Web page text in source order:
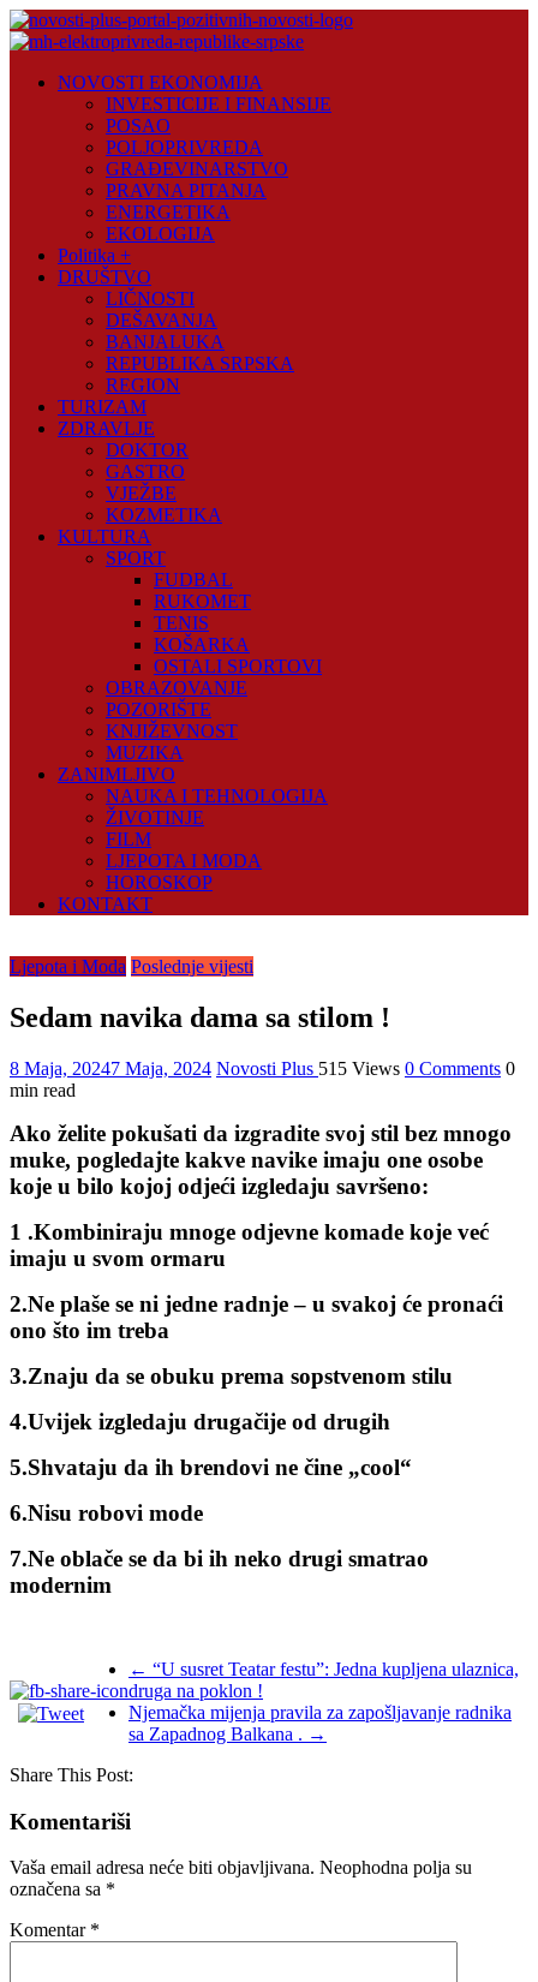
Skip
to
Plus
NOVOSTI EKONOMIJA
INVESTICIJE I FINANSIJE
POSAO
POLJOPRIVREDA
GRAĐEVINARSTVO
PRAVNA PITANJA
ENERGETIKA
EKOLOGIJA
Politika +
DRUŠTVO
LIČNOSTI
DEŠAVANJA
BANJALUKA
REPUBLIKA SRPSKA
REGION
TURIZAM
ZDRAVLJE
DOKTOR
GASTRO
VJEŽBE
KOZMETIKA
KULTURA
SPORT
FUDBAL
RUKOMET
TENIS
KOŠARKA
OSTALI SPORTOVI
OBRAZOVANJE
POZORIŠTE
KNJIŽEVNOST
MUZIKA
ZANIMLJIVO
NAUKA I TEHNOLOGIJA
ŽIVOTINJE
FILM
LJEPOTA I MODA
HOROSKOP
KONTAKT
Ljepota i Moda Poslednje vijesti
Sedam navika dama sa stilom !
8 Maja, 20247 Maja, 2024 Novosti Plus 515 Views 0 Comments 0
min read
Ako želite pokušati da izgradite svoj stil bez mnogo
muke, pogledajte kakve navike imaju one osobe
koje u bilo kojoj odjeći izgledaju savršeno:
1 .Kombiniraju mnoge odjevne komade koje već
imaju u svom ormaru
2.Ne plaše se ni jedne radnje – u svakoj će pronaći
ono što im treba
3.Znaju da se obuku prema sopstvenom stilu
4.Uvijek izgledaju drugačije od drugih
5.Shvataju da ih brendovi ne čine „cool“
6.Nisu robovi mode
7.Ne oblače se da bi ih neko drugi smatrao
modernim
← “U susret Teatar festu”: Jedna kupljena ulaznica,
druga na poklon !
Njemačka mijenja pravila za zapošljavanje radnika
sa Zapadnog Balkana . →
Share This Post:
Komentariši
Vaša email adresa neće biti objavljivana. Neophodna polja su
označena sa *
Komentar *